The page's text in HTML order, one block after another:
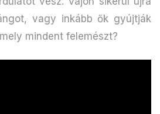
vagy inkább ők gyújtják
mindent felemészt?